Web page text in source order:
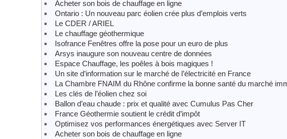
Acheter son bois de chauffage en ligne
Ontario : Un nouveau parc éolien crée plus d’emplois verts
Le CDER / ARIEL
Le chauffage géothermique
Isofrance Fenêtres offre la pose pour un euro de plus
Arsys inaugure son nouveau centre de données
Espace Chauffage, les poêles à bois magiques !
Un site d’information sur le marché de l’électricité en France
La Chambre FNAIM du Rhône confirme la bonne santé du marché
Les clés de l’éolien chez soi
Ballon d’eau chaude : prix et qualité avec Cumulus Pas Cher
France Géothermie soutient le crédit d’impôt
Optimisez vos performances énergétiques avec Server IT
Acheter son bois de chauffage en ligne